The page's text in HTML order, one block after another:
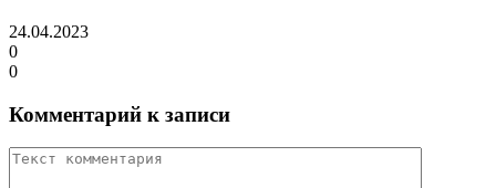
24.04.2023
0
0
Комментарий к записи